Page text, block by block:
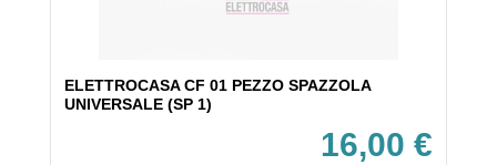
ELETTROCASA CF 01 PEZZO SPAZZOLA
UNIVERSALE (SP 1)
16,00 €